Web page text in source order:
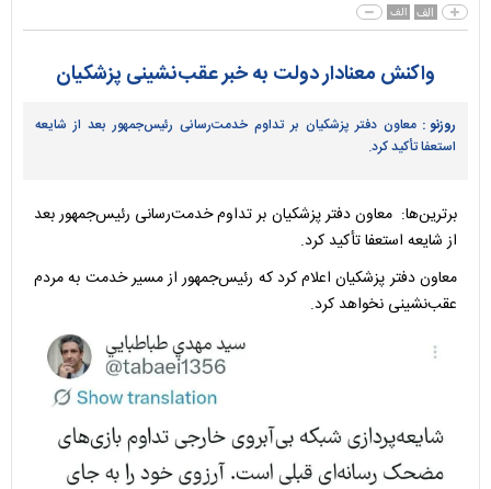
الف الف
واکنش معنادار دولت به خبر عقب‌نشینی پزشکیان
روزنو : معاون دفتر پزشکیان بر تداوم خدمت‌رسانی رئیس‌جمهور بعد از شایعه
استعفا تأکید کرد.
برترین‌ها: معاون دفتر پزشکیان بر تداوم خدمت‌رسانی رئیس‌جمهور بعد
از شایعه استعفا تأکید کرد.
معاون دفتر پزشکیان اعلام کرد که رئیس‌جمهور از مسیر خدمت به مردم
عقب‌نشینی نخواهد کرد.